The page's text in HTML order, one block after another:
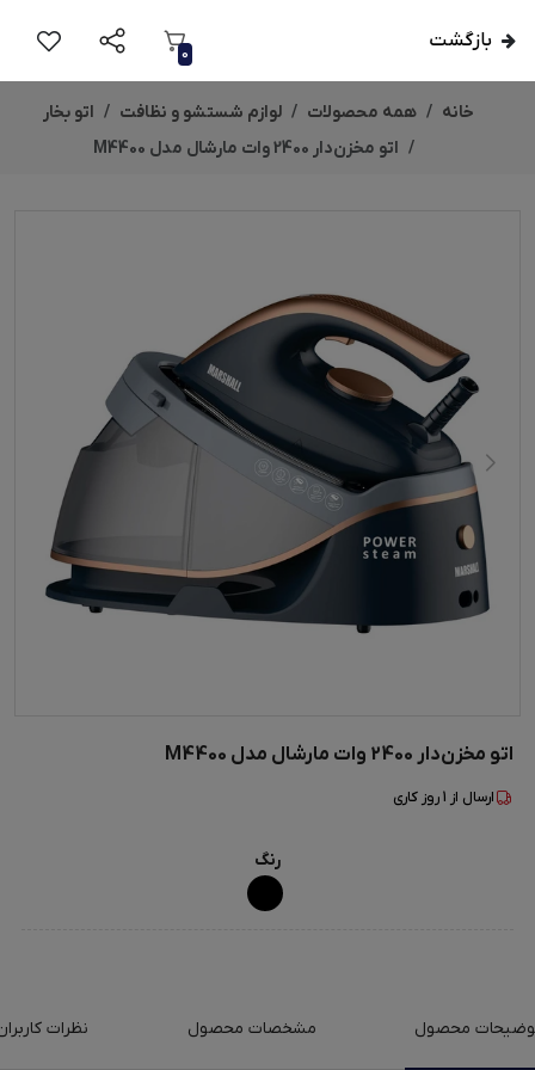
بازگشت
0
خانه همه محصولات لوازم شستشو و نظافت
اتو بخار
اتو مخزن‌دار 2400 وات مارشال مدل M4400
اتو مخزن‌دار 2400 وات مارشال مدل M4400
ارسال از 1روز کاری
رنگ
محصول مشخصات محصول نظرات